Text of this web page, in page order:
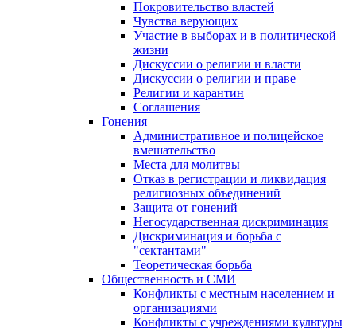
Покровительство властей
Чувства верующих
Участие в выборах и в политической
жизни
Дискуссии о религии и власти
Дискуссии о религии и праве
Религии и карантин
Соглашения
Гонения
Административное и полицейское
вмешательство
Места для молитвы
Отказ в регистрации и ликвидация
религиозных объединений
Защита от гонений
Негосударственная дискриминация
Дискриминация и борьба с
"сектантами"
Теоретическая борьба
Общественность и СМИ
Конфликты с местным населением и
организациями
Конфликты с учреждениями культуры